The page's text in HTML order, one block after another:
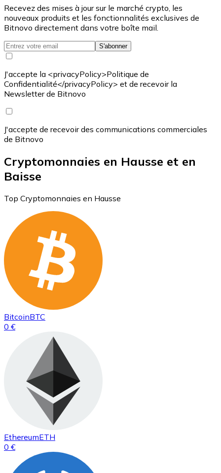
Recevez des mises à jour sur le marché crypto, les
nouveaux produits et les fonctionnalités exclusives de
Bitnovo directement dans votre boîte mail.
S'abonner
J'accepte la <privacyPolicy>Politique de
Confidentialité</privacyPolicy> et de recevoir la
Newsletter de Bitnovo
J'accepte de recevoir des communications commerciales
de Bitnovo
Cryptomonnaies en Hausse et en
Baisse
Top Cryptomonnaies en Hausse
BitcoinBTC
0 €
EthereumETH
0 €